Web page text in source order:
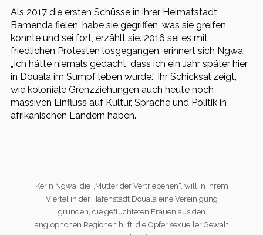
Als 2017 die ersten Schüsse in ihrer Heimatstadt
Bamenda fielen, habe sie gegriffen, was sie greifen
konnte und sei fort, erzählt sie. 2016 sei es mit
friedlichen Protesten losgegangen, erinnert sich Ngwa.
„Ich hätte niemals gedacht, dass ich ein Jahr später hier
in Douala im Sumpf leben würde.“ Ihr Schicksal zeigt,
wie koloniale Grenzziehungen auch heute noch
massiven Einfluss auf Kultur, Sprache und Politik in
afrikanischen Ländern haben.
Kerin Ngwa, die „Mutter der Vertriebenen“, will in ihrem
Viertel in der Hafenstadt Douala eine Vereinigung
gründen, die geflüchteten Frauen aus den
anglophonen Regionen hilft, die Opfer sexueller Gewalt